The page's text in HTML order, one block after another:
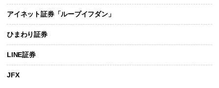
アイネット証券「ループイフダン」
ひまわり証券
LINE証券
JFX